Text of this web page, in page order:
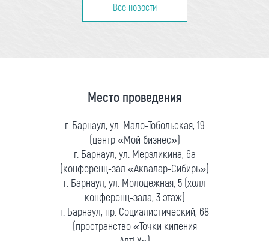
Все новости
Место проведения
г. Барнаул, ул. Мало-Тобольская, 19
(центр «Мой бизнес»)
г. Барнаул, ул. Мерзликина, 6а
(конференц-зал «Аквалар-Сибирь»)
г. Барнаул, ул. Молодежная, 5 (холл
конференц-зала, 3 этаж)
г. Барнаул, пр. Социалистический, 68
(пространство «Точки кипения
АлтГУ»)